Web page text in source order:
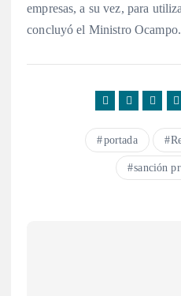
empresas, a su vez, para
concluyó el Ministro Ocampo.
portada
sanción